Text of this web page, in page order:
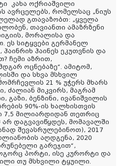
კახა ოქრიაშვილი
ავრცელებს, რომელსაც „ნიუს
გთავაზობთ: „ყველა
თავიანთი ამაზრზენი
მორალისა და
ეს სიტყვები გერმანელ
ჰაინეს ეკუთვნის და
ჩემი აზრით,
ოცნებაზე“. ამიტომ,
და სხვა მსხვილ
21 % უჭერს მხარს
ძალიან მიკვირს, მაგრამ
გაზი, ბენზინი, ივანიშვილის
90%-ის ხალხისთვის
7,5 მილიარდიდან თეთრიც
არ დაგვავიწყდეს, მომავალში
შევასრულებინოთ), 2017
აღდგენა, 2020
გარეჯით“,
პორტი, ისე კურორტი და
თუ მსხვილი ტყუილი.